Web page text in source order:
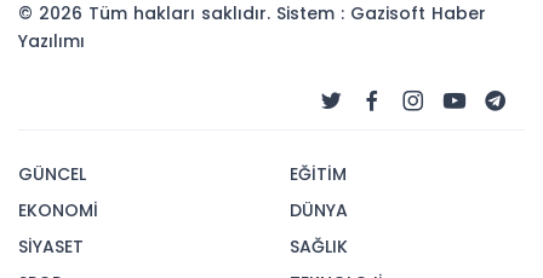
© 2026 Tüm hakları saklıdır. Sistem : Gazisoft Haber
Yazılımı
GÜNCEL
EKONOMİ
SİYASET
EĞİTİM
DÜNYA
SAĞLIK